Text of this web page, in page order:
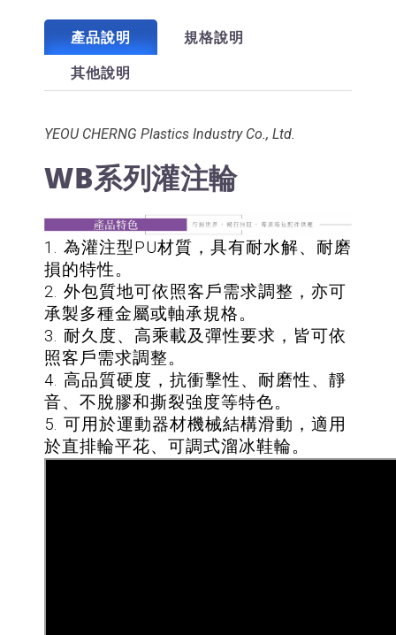
產品說明
規格說明
其他說明
YEOU CHERNG Plastics Industry Co., Ltd.
WB系列灌注輪
1. 為灌注型PU材質，具有耐水解、耐磨
損的特性。
2. 外包質地可依照客戶需求調整，亦可
承製多種金屬或軸承規格。
3. 耐久度、高乘載及彈性要求，皆可依
照客戶需求調整。
4. 高品質硬度，抗衝擊性、耐磨性、靜
音、不脫膠和撕裂強度等特色。
5. 可用於運動器材機械結構滑動，適用
於直排輪平花、可調式溜冰鞋輪。